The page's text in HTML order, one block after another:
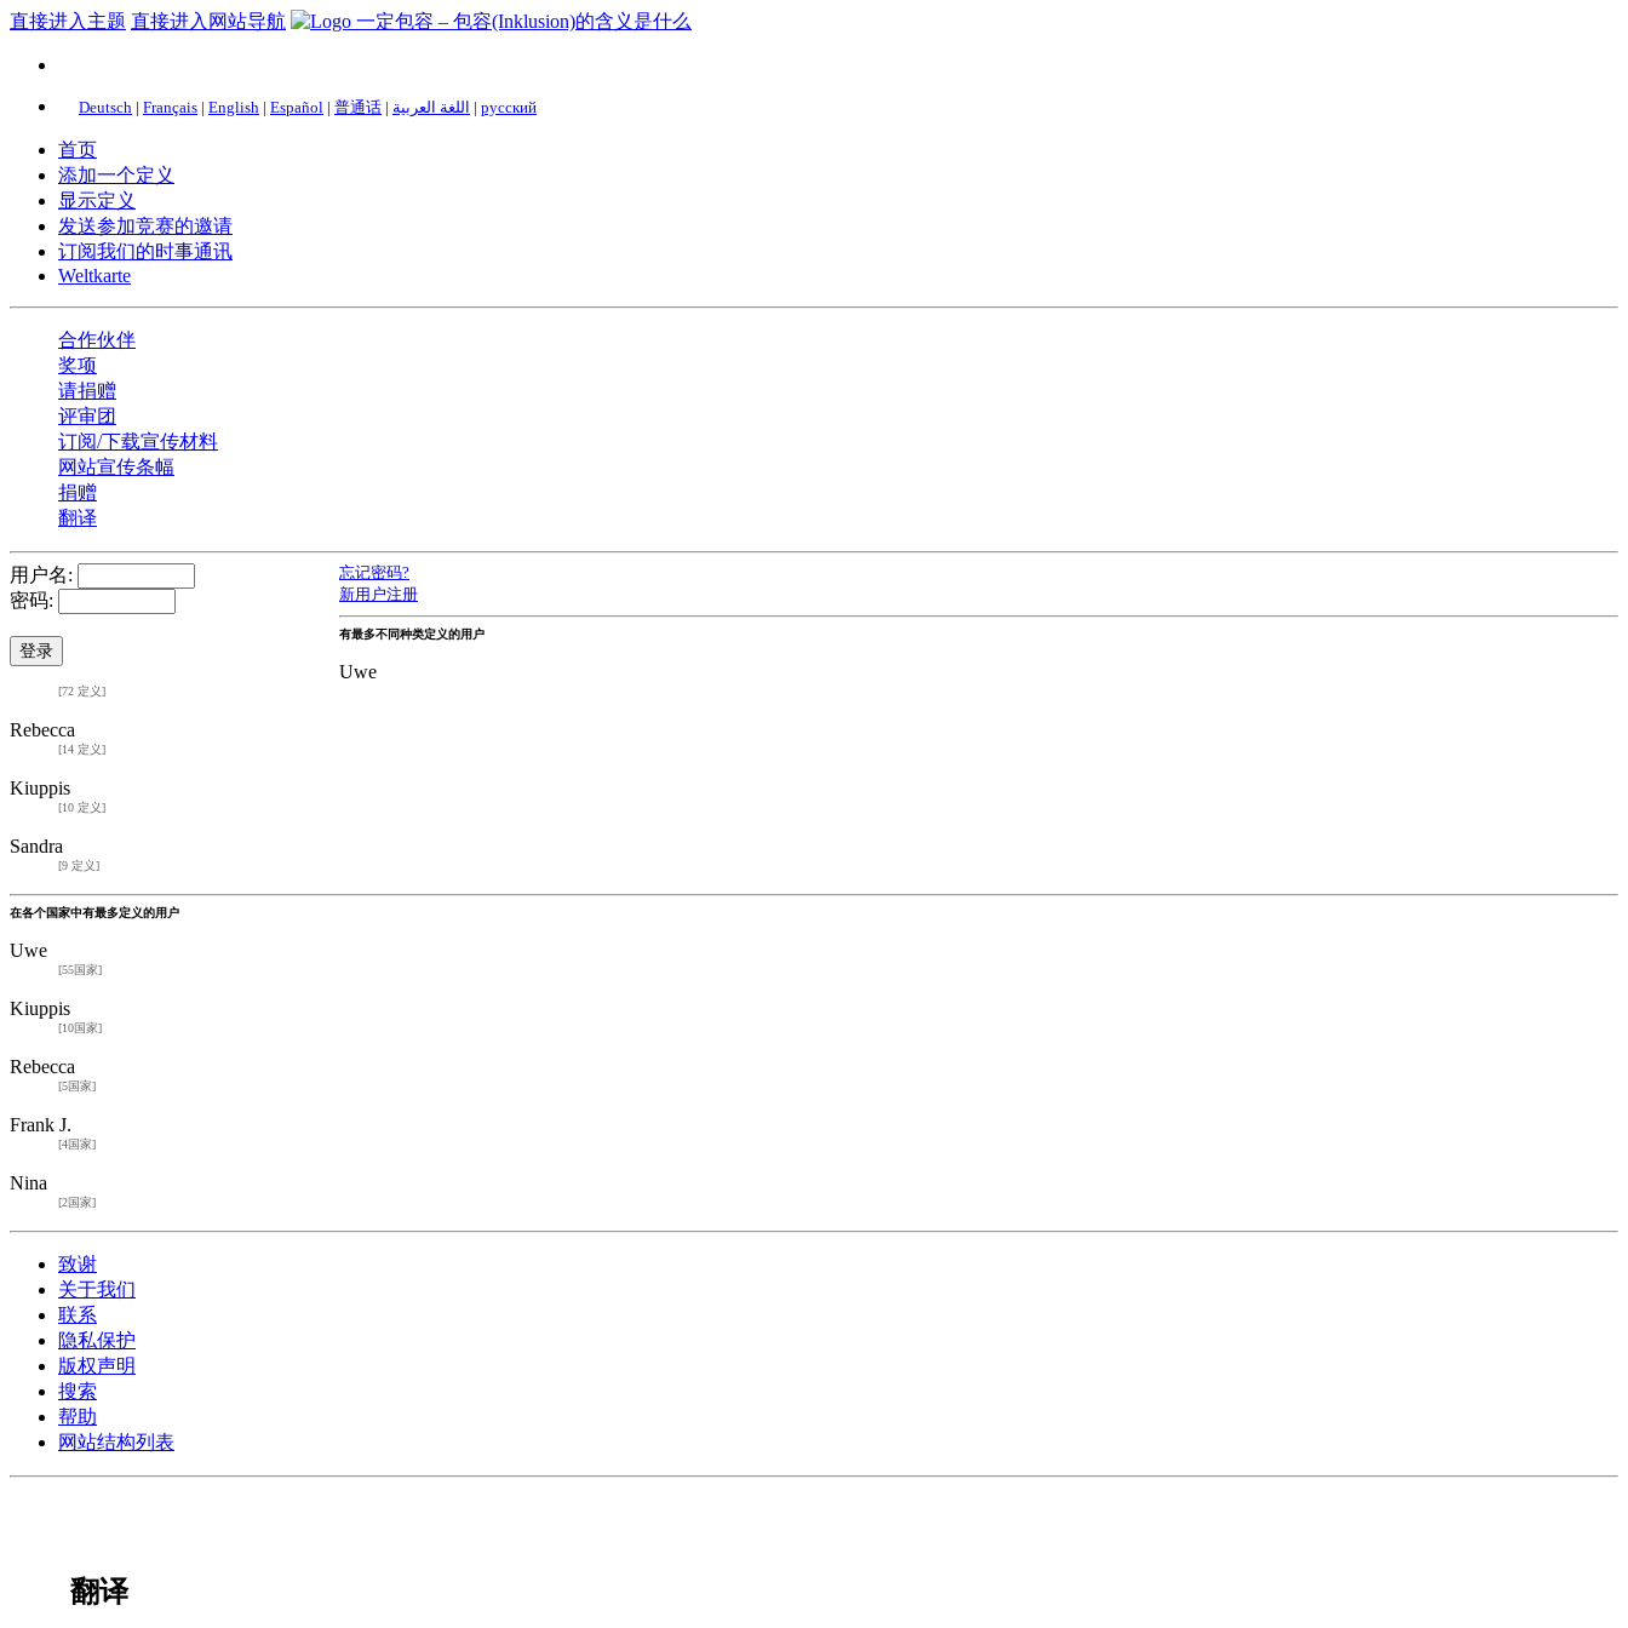
直接进入主题 直接进入网站导航
Deutsch | Français | English | Español | 普通话 | اللغة العربية | русский
首页
添加一个定义
显示定义
发送参加竞赛的邀请
订阅我们的时事通讯
Weltkarte
合作伙伴
奖项
请捐赠
评审团
订阅/下载宣传材料
网站宣传条幅
捐赠
翻译
用户名:
密码:
忘记密码?
新用户注册
有最多不同种类定义的用户
Uwe
[72 定义]
Rebecca
[14 定义]
Kiuppis
[10 定义]
Sandra
[9 定义]
在各个国家中有最多定义的用户
Uwe
[55国家]
Kiuppis
[10国家]
Rebecca
[5国家]
Frank J.
[4国家]
Nina
[2国家]
致谢
关于我们
联系
隐私保护
版权声明
搜索
帮助
网站结构列表
翻译